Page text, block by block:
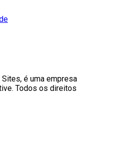
é uma empresa
Todos os direitos